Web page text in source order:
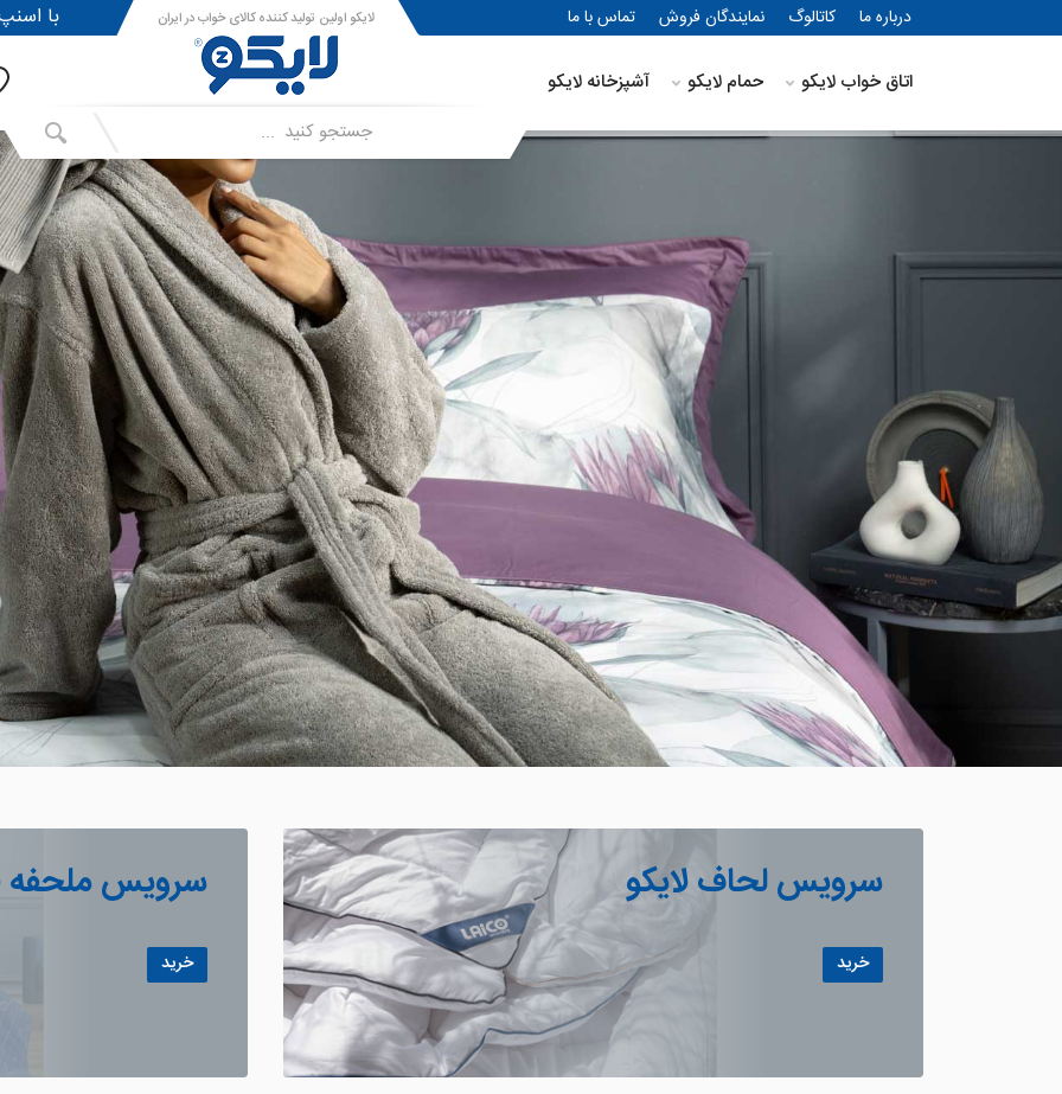
درباره ما کاتالوگ نمایندگان فروش تماس با ما !با اسنپ پی
اتاق خواب لایکو حمام لایکو آشپزخانه لایکو
لایکو اولین تولید کننده کالای خواب در ایران
سرویس لحاف لایکو
خرید
سرویس ملحفه
خرید